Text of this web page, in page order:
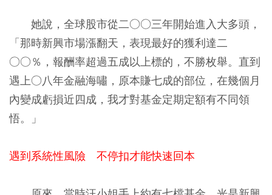
她說，全球股市從二○○三年開始進入大多頭，
「那時新興市場漲翻天，表現最好的獲利達二
○○％，報酬率超過五成以上標的，不勝枚舉。直到
遇上○八年金融海嘯，原本賺七成的部位，在幾個月
內變成虧損近四成，我才對基金定期定額有不同領
悟。」
遇到系統性風險 不停扣才能快速回本